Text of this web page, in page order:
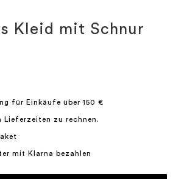
Kleid mit Schnur
für Einkäufe über 150 €
Lieferzeiten zu rechnen.
mit Klarna bezahlen